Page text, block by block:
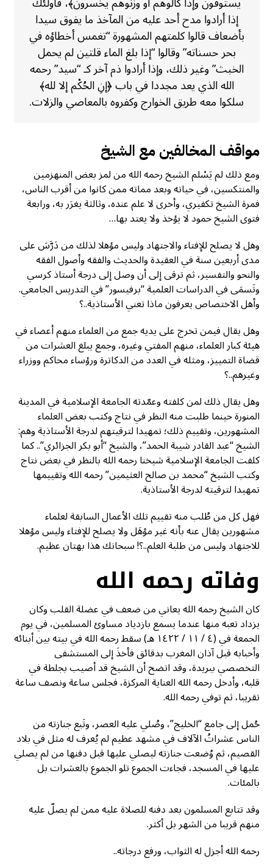
إذا أرادوا مدح أحد عليه من المآخذ ما يفوق سيدا
بأضعاف قالوا كلمتهم المشهورة “تغمس أخطاؤه في
بحر حسناته” وقالوا “إذا بلغ الماء قلتين لم يحمل
الخبث” وغير ذلك، وإذا أرادوا ذم آخر كـ “سيد” رحمه
الله الذي يعد مجددا في باب ﴿إنِ الحُكْم إلا لله﴾
سلكوا معه طريق الخوارج وكفروه بالمعاصي والزلات.
مواقف المخالفين مع الشيخ
ومع ذلك لم يَسْلم الشيخ رحمه الله من لمز بعض المنهزمين
والمنتكسين، في حياته وبعد مماته ممن كانوا من أقرب الناس،
فمرة الشيخ تكفيري، وأخرى لا علم عنده، وثالثة يغرَر به، ورابعة
فتوى الشيخ حمود لا يؤخذ ولا يعتد بها…
وهل لا يصلح للإفتاء والاجتهاد وليس مؤهلا لذلك من دَرَّسَ على
مدى أربعين سنة في العقيدة والحديث والفقه وأصول الفقه
والنحو والتفسير، ثم ترقى إلى أن وصل إلى درجة أستاذ كرسي
وتَسمَى في الدراسات العلمية “برفيسور” في التدريس الجامعي.
وأهل الاختصاص يعرفون ماذا تعني الأستاذية..؟
وهل يقال فيمن تخرج على يديه جمع من العلماء منهم أعضاء في
هيئة كبار العلماء، منهم المفتي وغيره، وجمع يبلغ العشرات من
قضاة التمييز، ومثله في العدد من الدكاترة ورؤساء محاكم ووزراء
وغيرهم..؟
وهل يقال ذلك لمن كلفته وعمّدته الجامعة الإسلامية في المدينة
المنورة حينما طلبت منه النظر في نتاج وكتب بعض العلماء
المشهورين، وتقييم ذلك؛ تمهيدا لترقيتهم لدرجة الأستاذية وهم:
الشيخ “عبد القادر شيبة الحمد”، والشيخ “أبو بكر الجزائري”.. كما
كلفت الجامعة الإسلامية شيخنا رحمه الله بالنظر في بعض نتاج
وكتب الشيخ “محمد بن صالح العثيمين” رحمه الله وتقييمها
تمهيدا لترقيته لدرجة الأستاذية.
فهل كل من طُلب منه تقييم تلك الأعمال السابقة لعلماء
مشهورين يقال عنه بأنه غير مؤهَل ولا يصلح للإفتاء وليس مؤهلا
للاجتهاد وليس من طلبة العلم..؟! سبحانك هذا بهتان عظيم.
وفاته رحمه الله
كان الشيخ رحمه الله يعاني من ضعف في عضلة القلب وكان
يزداد تعبه منها عندما يسمع بازدياد مساوئ المسلمين، في يوم
الجمعة في (٤ / ١١ / ١٤٢٢ هـ) سقط رحمه الله في بيته بين أبنائه
وأحبابه قبل آذان المغرب بدقائق فأخذَ إلى المستشفى
التخصصي ببريدة، وقد اتضح أن الشيخ قد أصيب بجلطة في
قلبه، وأدخل رحمه الله العناية المركزة، فجلس ساعة ونصف ساعة
تقريبا، ثم توفي رحمه الله.
حُمل إلى جامع “الخليج”، وصُلي عليه العصر، وتَبع جنازته من
الناس عشراتُ الآلاف في مشهد عظيم لم يُعرف له مثل في بلاد
القصيم، ثم وُضعت جنازته ليصلي عليها قبل دفنها من لم يصلي
عليها في المسجد، فجاءت الجموع تلو الجموع بالعشرات بل
بالمئات.
وقد تتابع المسلمون بعد دفنه للصلاة عليه ممن لم يصلّ عليه
منهم قريبا من الشهر بل أكثر.
رحمه الله أجزل له الثواب، ورفع درجاته..